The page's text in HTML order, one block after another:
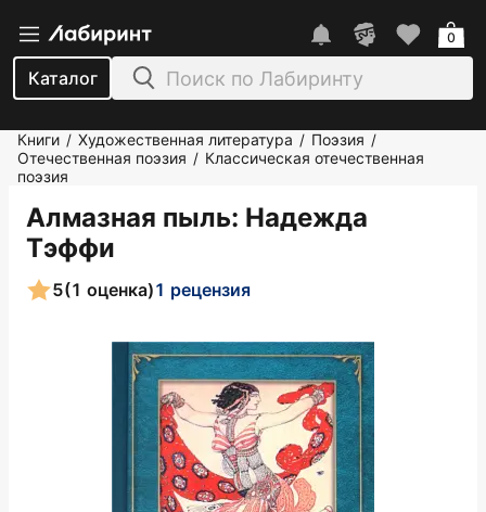
Каталог
0
Книги / Художественная литература / Поэзия /
Отечественная поэзия / Классическая отечественная
поэзия
Алмазная пыль: Надежда
Тэффи
5(1 оценка)1 рецензия